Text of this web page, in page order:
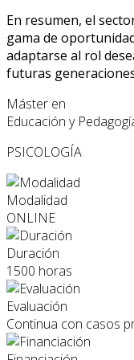
En resumen, el
gama de
adaptarse al rol
futuras
Máster en
Educación y
PSICOLOGÍA
Modalidad
ONLINE
Duración
1500 horas
Evaluación
Continua con casos